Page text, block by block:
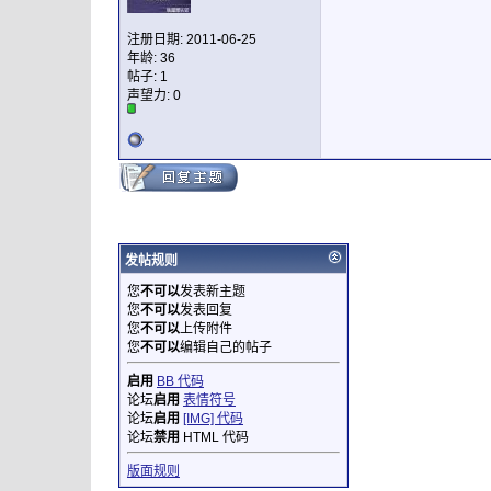
注册日期: 2011-06-25
年龄: 36
帖子: 1
声望力: 0
发帖规则
您不可以发表新主题
您不可以发表回复
您不可以上传附件
您不可以编辑自己的帖子
启用 BB 代码
论坛启用 表情符号
论坛启用 [IMG] 代码
论坛禁用 HTML 代码
版面规则